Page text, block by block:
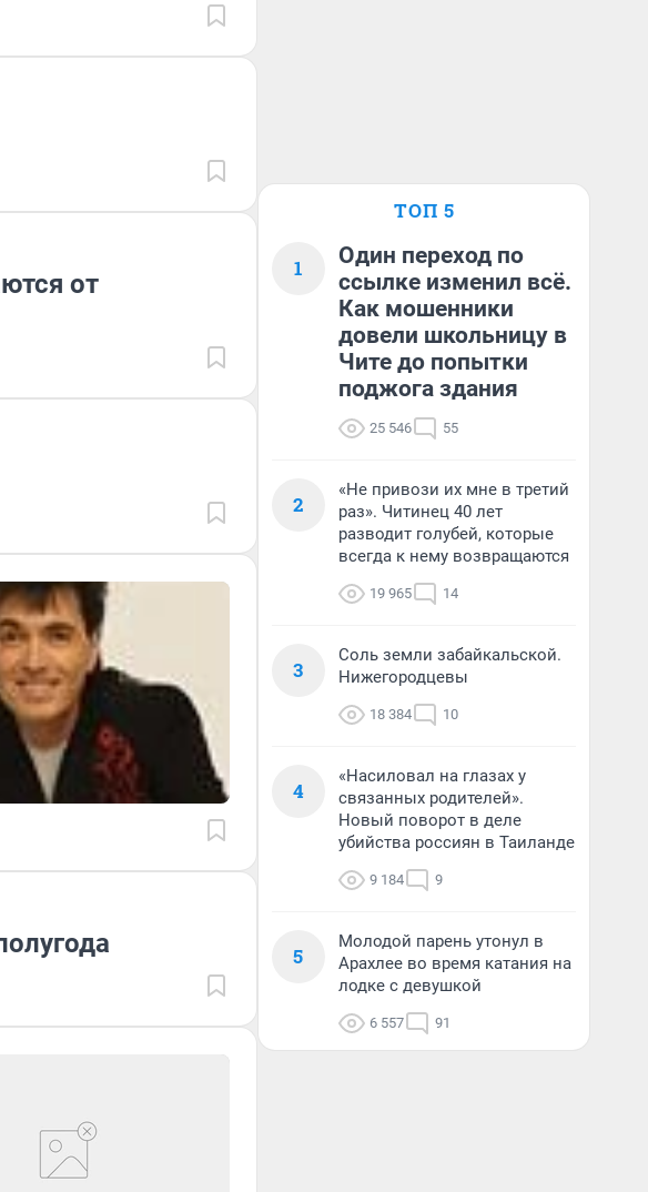
от
ТОП 5
1
Один переход по
ссылке изменил всё.
Как мошенники
довели школьницу в
Чите до попытки
поджога здания
25 546 55
2
«Не привози их мне в третий
раз». Читинец 40 лет
разводит голубей, которые
всегда к нему возвращаются
19 965 14
3
Соль земли забайкальской.
Нижегородцевы
18 384 10
4
«Насиловал на глазах у
связанных родителей».
Новый поворот в деле
убийства россиян в Таиланде
9 184 9
5
Молодой парень утонул в
Арахлее во время катания на
лодке с девушкой
6 557 91